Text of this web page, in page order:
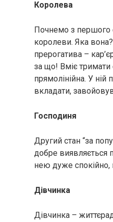
Королева
Почнемо з першого
королеви. Яка
прерогатива –
за що! Вміє тримати
прямолінійна. У
вкладати,
Господиня
Другий стан “за
добре виявляється
нею дуже спокійно,
Дівчинка
Дівчинка –